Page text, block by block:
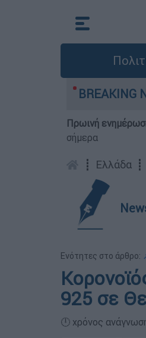
BREAKING
σε red code
Πρωινή
σήμερα
┋ Ελλάδα ┋
Ενότητες στο άρθρο:
925 σε
🕛 χρόνος